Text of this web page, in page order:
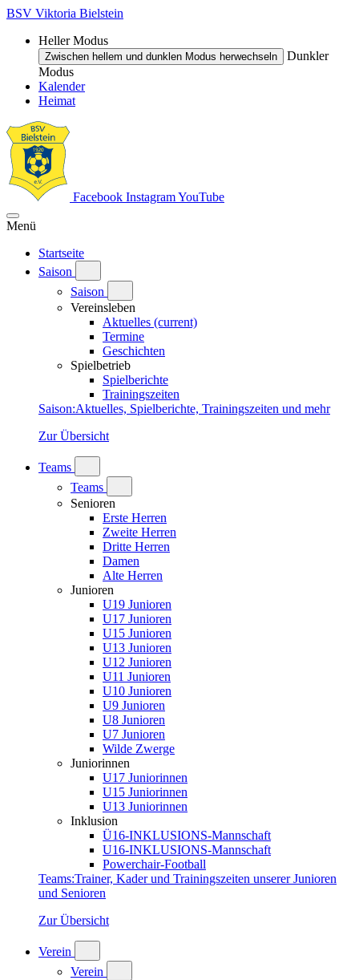
BSV Viktoria Bielstein
Heller Modus
Zwischen hellem und dunklen Modus herwechseln
Dunkler
Modus
Kalender
Heimat
Facebook InstagramYouTube
Menü
Startseite
Saison
Saison
Vereinsleben
Aktuelles (current)
Termine
Geschichten
Spielbetrieb
Spielberichte
Trainingszeiten
Saison:Aktuelles, Spielberichte, Trainingszeiten und mehr
Zur Übersicht
Teams
Teams
Senioren
Erste Herren
Zweite Herren
Dritte Herren
Damen
Alte Herren
Junioren
U19 Junioren
U17 Junioren
U15 Junioren
U13 Junioren
U12 Junioren
U11 Junioren
U10 Junioren
U9 Junioren
U8 Junioren
U7 Junioren
Wilde Zwerge
Juniorinnen
U17 Juniorinnen
U15 Juniorinnen
U13 Juniorinnen
Inklusion
Ü16-INKLUSIONS-Mannschaft
U16-INKLUSIONS-Mannschaft
Powerchair-Football
Teams:Trainer, Kader und Trainingszeiten unserer Junioren
und Senioren
Zur Übersicht
Verein
Verein